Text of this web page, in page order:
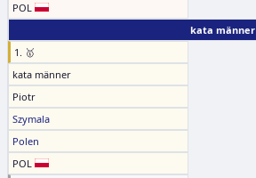
POL
kata männer
1. 🥇
kata männer
Piotr
Szymala
Polen
POL